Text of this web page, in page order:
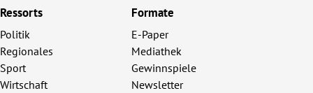
Ressorts
Politik
Regionales
Sport
Wirtschaft
Formate
E-Paper
Mediathek
Gewinnspiele
Newsletter